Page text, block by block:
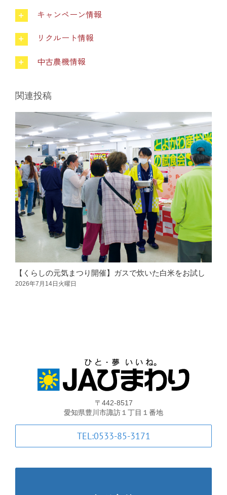
JAバンク・JA共済
JAバンクのご案内
キャンペーン情報
各種金利一覧
支店・ATM一覧
JA共済のご案内
土曜共済窓口相談会
キャンペーン情報
リクルート情報
中古農機情報
関連投稿
【くらしの元気まつり開催】ガスで炊いた白米をお試し
2026年7月14日火曜日
〒442-8517
愛知県豊川市諏訪１丁目１番地
TEL:0533-85-3171